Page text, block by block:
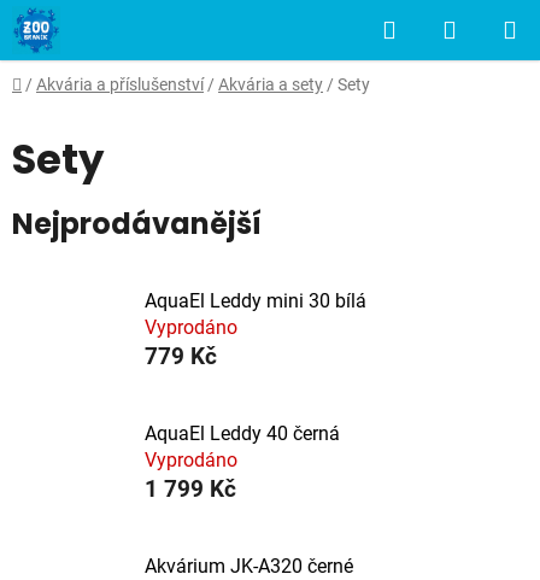
Přejít
na
obsah
Hledat
KOŠÍK
Domů
/ Akvária a příslušenství / Akvária a sety / Sety
Sety
Nejprodávanější
AquaEl Leddy mini 30 bílá
Vyprodáno
779 Kč
AquaEl Leddy 40 černá
Vyprodáno
1 799 Kč
Akvárium JK-A320 černé